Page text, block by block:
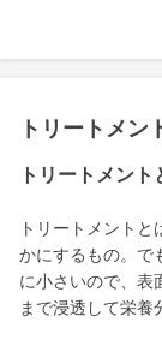
トリートメン
トリートメント
トリートメント
かにするもの。で
に小さいので、表
まで浸透して栄養